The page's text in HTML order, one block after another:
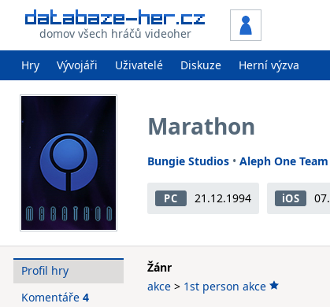
domov všech hráčů videoher
Hry Vývojáři Uživatelé Diskuze Herní výzva
Marathon
Bungie Studios • Aleph One Team
PC 21.12.1994 iOS
Žánr
akce > 1st person akce
Profil hry
Komentáře 4